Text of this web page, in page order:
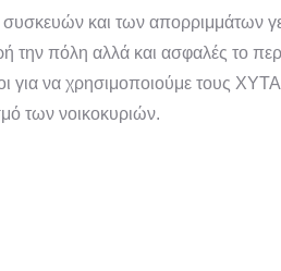
και των απορριμμάτων
την πόλη αλλά και ασφαλές το
για να χρησιμοποιούμε τους
των νοικοκυριών.